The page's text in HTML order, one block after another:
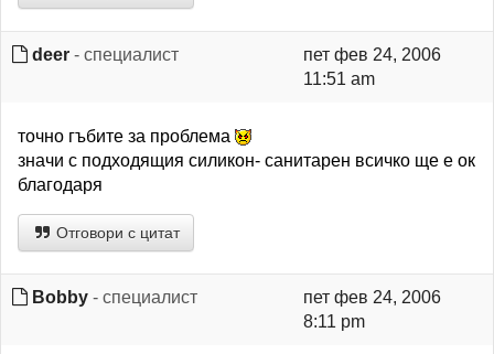
deer - специалист
пет фев 24, 2006
11:51 am
точно гъбите за проблема
значи с подходящия силикон- санитарен всичко ще е ок
благодаря
Отговори с цитат
Bobby - специалист
пет фев 24, 2006
8:11 pm